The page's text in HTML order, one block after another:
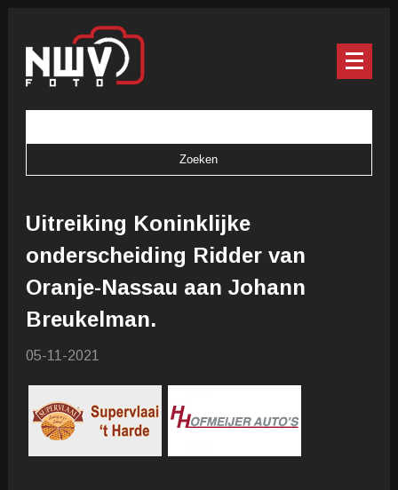
Uitreiking Koninklijke
onderscheiding Ridder van
Oranje-Nassau aan Johann
Breukelman.
05-11-2021